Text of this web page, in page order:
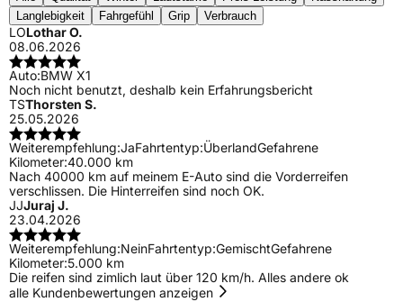
Langlebigkeit
Fahrgefühl Grip Verbrauch
LOLothar O.
08.06.2026
Auto:BMW X1
Noch nicht benutzt, deshalb kein Erfahrungsbericht
TSThorsten S.
25.05.2026
Weiterempfehlung:JaFahrtentyp:ÜberlandGefahrene
Kilometer:40.000 km
Nach 40000 km auf meinem E-Auto sind die Vorderreifen
verschlissen. Die Hinterreifen sind noch OK.
JJJuraj J.
23.04.2026
Weiterempfehlung:NeinFahrtentyp:GemischtGefahrene
Kilometer:5.000 km
Die reifen sind zimlich laut über 120 km/h. Alles andere ok
alle Kundenbewertungen anzeigen